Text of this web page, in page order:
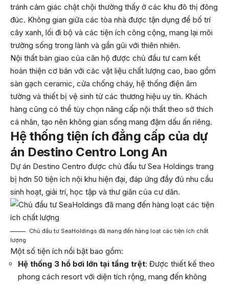
tránh cảm giác chật chội thường thấy ở các khu đô thị đông
đúc. Không gian giữa các tòa nhà được tận dụng để bố trí
cây xanh, lối đi bộ và các tiện ích công cộng, mang lại môi
trường sống trong lành và gần gũi với thiên nhiên.
Nội thất bàn giao của căn hộ được chủ đầu tư cam kết
hoàn thiện cơ bản với các vật liệu chất lượng cao, bao gồm
sàn gạch ceramic, cửa chống cháy, hệ thống điện âm
tường và thiết bị vệ sinh từ các thương hiệu uy tín. Khách
hàng cũng có thể tùy chọn nâng cấp nội thất theo sở thích
cá nhân, tạo nên không gian sống mang đậm dấu ấn riêng.
Hệ thống tiện ích đẳng cấp của dự
án Destino Centro Long An
Dự án Destino Centro được chủ đầu tư Sea Holdings trang
bị hơn 50 tiện ích nội khu hiện đại, đáp ứng đầy đủ nhu cầu
sinh hoạt, giải trí, học tập và thư giãn của cư dân.
Chủ đầu tư SeaHoldings đã mang đến hàng loạt các tiện ích chất
lượng
Một số tiện ích nổi bật bao gồm:
Hệ thống 3 hồ bơi lớn tại tầng trệt: Được thiết kế theo
phong cách resort với diện tích rộng, mang đến không